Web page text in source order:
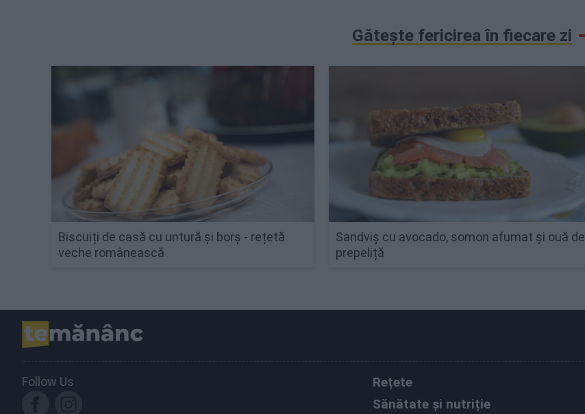
Gătește fericirea în fiecare zi
Biscuiți de casă cu untură și borș - rețetă
veche românească
Sandviș cu avocado, somon afumat și ouă de
prepeliță
Follow Us
Rețete
Sănătate și nutriție